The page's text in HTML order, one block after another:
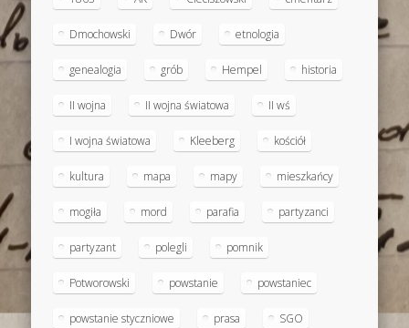
Dmochowski Dwór etnologia
genealogia grób Hempel historia
II wojna II wojna światowa II wś
I wojna światowa Kleeberg kościół
kultura mapa mapy mieszkańcy
mogiła mord parafia partyzanci
partyzant polegli pomnik
Potworowski powstanie powstaniec
powstanie styczniowe prasa SGO